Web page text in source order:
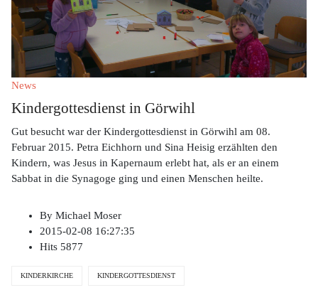
News
Kindergottesdienst in Görwihl
Gut besucht war der Kindergottesdienst in Görwihl am 08.
Februar 2015. Petra Eichhorn und Sina Heisig erzählten den
Kindern, was Jesus in Kapernaum erlebt hat, als er an einem
Sabbat in die Synagoge ging und einen Menschen heilte.
By Michael Moser
2015-02-08 16:27:35
Hits 5877
KINDERKIRCHE KINDERGOTTESDIENST